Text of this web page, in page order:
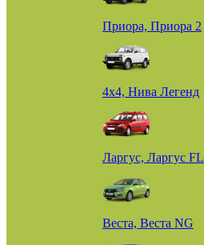
Приора, Приора 2
4х4, Нива Легенд
Ларгус, Ларгус FL
Веста, Веста NG